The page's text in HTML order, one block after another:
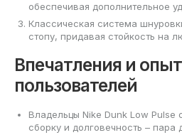
обеспечивая дополнительное
Классическая система
стопу, придавая стойкость на
Впечатления и опыт
пользователей
Владельцы Nike Dunk Low Pulse
сборку и долговечность – пара